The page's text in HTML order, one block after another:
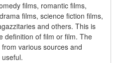
films, romantic films,
films, science fiction films,
and others. This is
definition of film or film. The
various sources and